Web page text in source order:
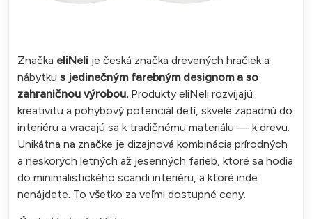
Značka eliNeli je česká značka drevených hračiek a
nábytku s jedinečným farebným designom a so
zahraničnou výrobou. Produkty eliNeli rozvíjajú
kreativitu a pohybový potenciál detí, skvele zapadnú do
interiéru a vracajú sa k tradičnému materiálu — k drevu.
Unikátna na značke je dizajnová kombinácia prírodných
a neskorých letných až jesenných farieb, ktoré sa hodia
do minimalistického scandi interiéru, a ktoré inde
nenájdete. To všetko za veľmi dostupné ceny.